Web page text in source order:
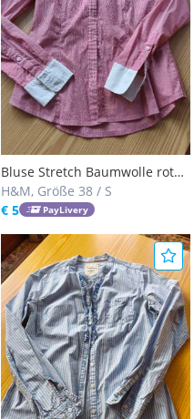
Bluse Stretch Baumwolle rot
gestreift
H&M, Größe 38 / S
€ 5
PayLivery